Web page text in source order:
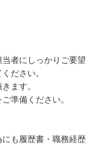
者にしっかりご要望
ださい。
ます。
準備ください。
も履歴書・職務経歴